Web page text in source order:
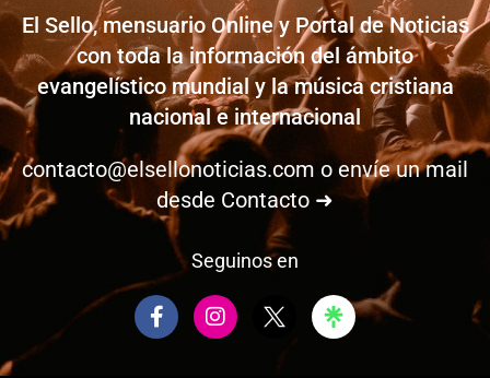
El Sello, mensuario Online y Portal de Noticias
con toda la información del ámbito
evangelístico mundial y la música cristiana
nacional e internacional
contacto@elsellonoticias.com o envíe un mail
desde Contacto ➜
Seguinos en
F
a
I
n